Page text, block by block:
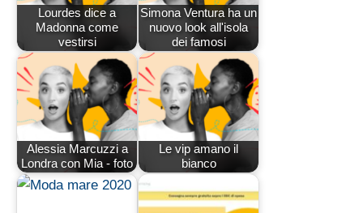
Lourdes dice a
Madonna come
vestirsi
Simona Ventura ha un
nuovo look all'isola
dei famosi
Alessia Marcuzzi a
Londra con Mia - foto
Le vip amano il
bianco